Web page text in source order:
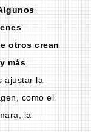
otros crean
más
ajustar la
como el
la